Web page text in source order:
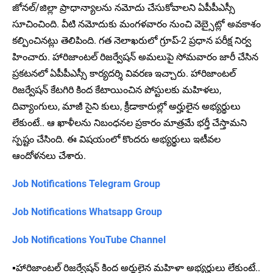
జోనల్/జిల్లా ప్రాధాన్యాలను నమోదు చేసుకోవాలని ఏపీపీఎస్సీ
సూచించింది. వీటి నమోదుకు మంగళవారం నుంచి వెబ్సైట్లో అవకాశం
కల్పించినట్లు తెలిపింది. గత నెలాఖరులో గ్రూప్-2 ప్రధాన పరీక్ష నిర్వ
హించారు. హారిజాంటల్ రిజర్వేషన్ అమలుపై సోమవారం జారీ చేసిన
ప్రకటనలో ఏపీపీఎస్సీ కార్యదర్శి వివరణ ఇచ్చారు. హారిజాంటల్
రిజర్వేషన్ కేటగిరి కింద కేటాయించిన పోస్టులకు మహిళలు,
దివ్యాంగులు, మాజీ సైని కులు, క్రీడాకారుల్లో అర్హులైన అభ్యర్థులు
లేకుంటే.. ఆ ఖాళీలను నిబంధనల ప్రకారం మాత్రమే భర్తీ చేస్తామని
స్పష్టం చేసింది. ఈ విషయంలో కొందరు అభ్యర్థులు ఇటీవల
ఆందోళనలు చేశారు.
Job Notifications Telegram Group
Job Notifications Whatsapp Group
Job Notifications YouTube Channel
▪️హారిజాంటల్ రిజర్వేషన్ కింద అర్హులైన మహిళా అభ్యర్థులు లేకుంటే..